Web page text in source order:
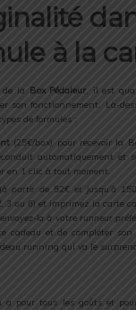
à la
de la Box Pédaleur, il est
son fonctionnement. Là-
de formules :
(25€/box) pour recevoir la
automatiquement et
en 1 clic à tout moment.
(à partir de 52€ et jusqu’à
3 ou 6) et imprimez la carte
la à votre runneur
cadeau et de compléter
running qui va le
a pour tous les goûts et